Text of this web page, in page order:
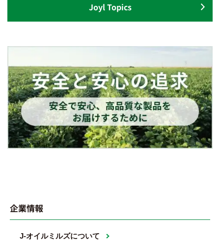
Joyl Topics
企業情報
J-オイルミルズについて